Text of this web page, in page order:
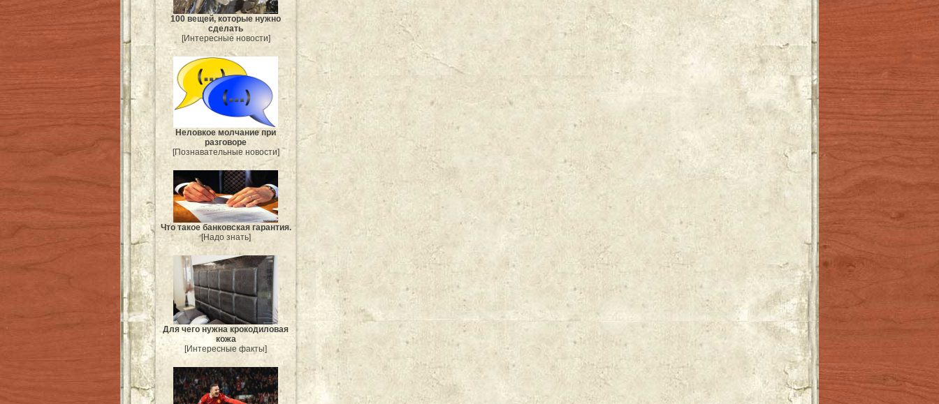
100 вещей, которые нужно
сделать
[Интересные новости]
Неловкое молчание при
разговоре
[Познавательные новости]
Что такое банковская гарантия.
[Надо знать]
Для чего нужна крокодиловая
кожа
[Интересные факты]